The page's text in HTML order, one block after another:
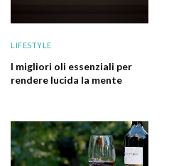
LIFESTYLE
I migliori oli essenziali per
rendere lucida la mente